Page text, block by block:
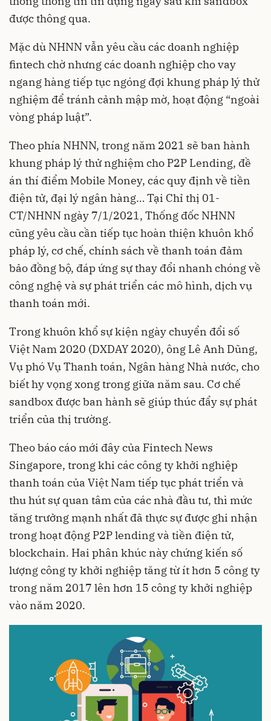
được thông qua.
Mặc dù NHNN vẫn yêu cầu các doanh nghiệp
fintech chờ nhưng các doanh nghiệp cho vay
ngang hàng tiếp tục ngóng đợi khung pháp lý thử
nghiệm để tránh cảnh mập mờ, hoạt động “ngoài
vòng pháp luật”.
Theo phía NHNN, trong năm 2021 sẽ ban hành
khung pháp lý thử nghiệm cho P2P Lending, đề
án thí điểm Mobile Money, các quy định về tiền
điện tử, đại lý ngân hàng… Tại Chỉ thị 01-
CT/NHNN ngày 7/1/2021, Thống đốc NHNN
cũng yêu cầu cần tiếp tục hoàn thiện khuôn khổ
pháp lý, cơ chế, chính sách về thanh toán đảm
bảo đồng bộ, đáp ứng sự thay đổi nhanh chóng về
công nghệ và sự phát triển các mô hình, dịch vụ
thanh toán mới.
Trong khuôn khổ sự kiện ngày chuyển đổi số
Việt Nam 2020 (DXDAY 2020), ông Lê Anh Dũng,
Vụ phó Vụ Thanh toán, Ngân hàng Nhà nước, cho
biết hy vọng xong trong giữa năm sau. Cơ chế
sandbox được ban hành sẽ giúp thúc đẩy sự phát
triển của thị trường.
Theo báo cáo mới đây của Fintech News
Singapore, trong khi các công ty khởi nghiệp
thanh toán của Việt Nam tiếp tục phát triển và
thu hút sự quan tâm của các nhà đầu tư, thì mức
tăng trưởng mạnh nhất đã thực sự được ghi nhận
trong hoạt động P2P lending và tiền điện tử,
blockchain. Hai phân khúc này chứng kiến số
lượng công ty khởi nghiệp tăng từ ít hơn 5 công ty
trong năm 2017 lên hơn 15 công ty khởi nghiệp
vào năm 2020.